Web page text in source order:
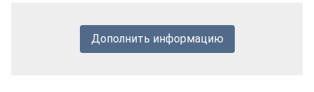
Дополнить информацию